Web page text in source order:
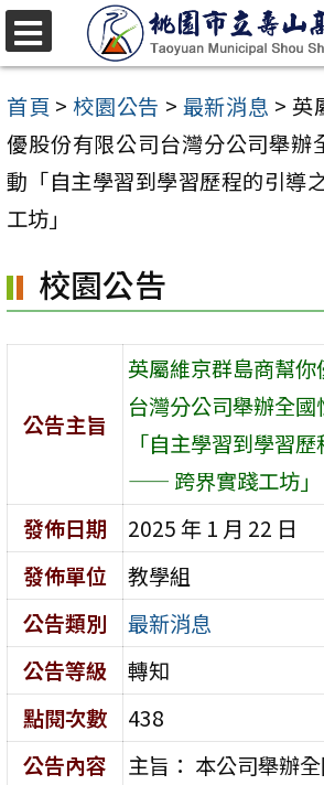
跳
至
主
要
內
容
首頁 > 校園公告 > 最新消息 > 英
優股份有限公司台灣分公司舉辦
動「自主學習到學習歷程的引
工坊」
校園公告
公告主旨
英屬維京群島商幫
台灣分公司舉辦全
「自主學習到學習
—— 跨界實踐工坊」
發佈日期
2025 年 1 月 22 日
發佈單位
教學組
公告類別
最新消息
公告等級
轉知
點閱次數
438
公告內容
主旨： 本公司舉辦
選
單